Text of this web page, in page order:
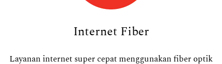
Internet Fiber
Layanan internet super cepat menggunakan fiber optik